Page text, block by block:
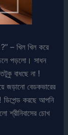
– খিল খিল করে
পড়লো। সাধন
বাধছে না !
জড়ানো বেডকভারের
ডিপেন্ড করছে আপনি
শ্রীনিবাসের চোখ